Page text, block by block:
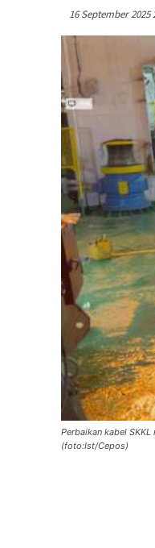
16 September 2025
Perbaikan kabel
(foto:Ist/Cepos)